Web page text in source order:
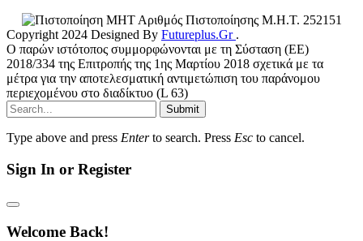
Αριθμός Πιστοποίησης Μ.Η.Τ. 252151
Copyright 2024 Designed By Futureplus.Gr .
Ο παρών ιστότοπος συμμορφώνονται με τη Σύσταση (ΕΕ)
2018/334 της Επιτροπής της 1ης Μαρτίου 2018 σχετικά με τα
μέτρα για την αποτελεσματική αντιμετώπιση του παράνομου
περιεχομένου στο διαδίκτυο (L 63)
Submit
Type above and press Enterto search. Press Esc to cancel.
Sign In or Register
Welcome Back!